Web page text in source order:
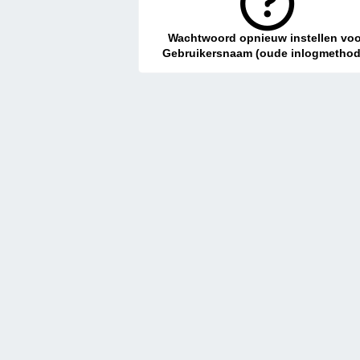
Wachtwoord opnieuw instellen
Gebruikersnaam (oude